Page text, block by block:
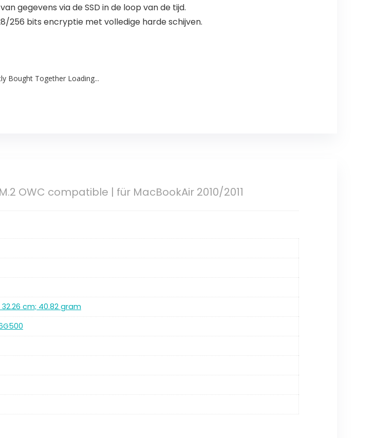
gegevens via de SSD in de loop van de tijd.
256 bits encryptie met volledige harde schijven.
Bought Together Loading...
OWC compatible | für MacBookAir 2010/2011
32.26 cm; 40.82 gram